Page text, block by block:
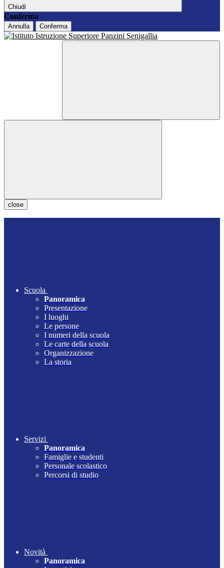
Chiudi
Conferma
Annulla Conferma
close
Scuola
Panoramica
Presentazione
I luoghi
Le persone
I numeri della scuola
Le carte della scuola
Organizzazione
La storia
Servizi
Panoramica
Famiglie e studenti
Personale scolastico
Percorsi di studio
Novità
Panoramica